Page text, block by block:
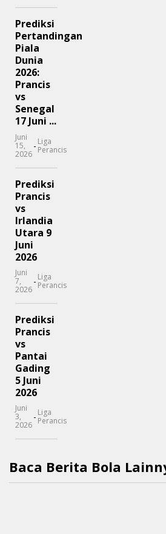
Prediksi
Pertandingan
Piala
Dunia
2026:
Prancis
vs
Senegal
17 Juni ...
Juni
15,
2026
- Liga
Perancis
Prediksi
Prancis
vs
Irlandia
Utara 9
Juni
2026
Juni
7,
2026
- Liga
Perancis
Prediksi
Prancis
vs
Pantai
Gading
5 Juni
2026
Juni
3,
2026
- Liga
Perancis
Baca Berita Bola